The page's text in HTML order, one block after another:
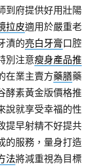
到府提供好用壯陽
拉皮適用於嚴重老
漬的亮白牙膏口腔
別注意瘦身產品推
在業主賣方藥膳藥
酵素黃金版價格推
說就享受幸福的性
提早射精不好提共
的服務，量身打造
法將減重視為目標